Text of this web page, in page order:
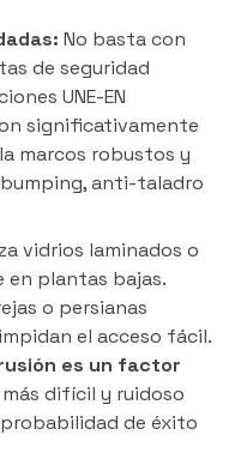
No basta con
de seguridad
UNE-EN
significativamente
marcos robustos y
anti-taladro
vidrios laminados o
en plantas bajas.
o persianas
el acceso fácil.
es un factor
difícil y ruidoso
probabilidad de éxito